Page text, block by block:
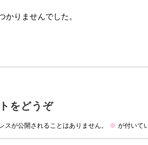
かりませんでした。
をどうぞ
スが公開されることはありません。 ※ が付いて